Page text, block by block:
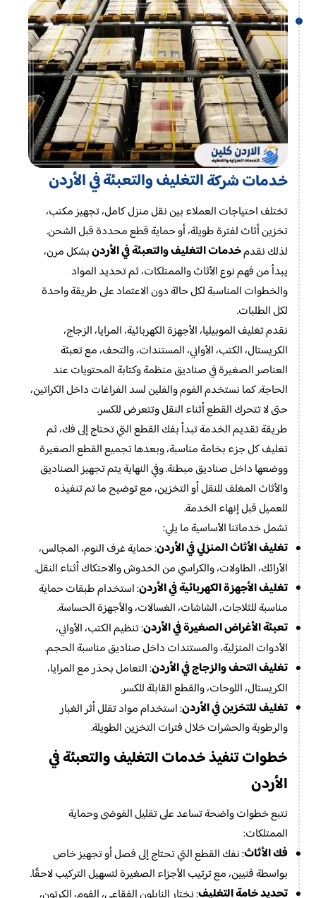
خدمات شركةالتغليف والتعبئة في الأردن
تختلف احتياجات العملاء بين نقل منزل كامل، تجهيز مكتب،
تخزين أثاث لفترة طويلة، أو حماية قطع محددة قبل الشحن.
لذلك نقدمخدمات التغليف والتعبئة في الأردنبشكل مرن،
يبدأ من فهم نوع الأثاث والممتلكات، ثم تحديد المواد
والخطوات المناسبة لكل حالة دون الاعتماد على طريقة واحدة
لكل الطلبات.
نقدم تغليف الموبيليا، الأجهزة الكهربائية، المرايا، الزجاج،
الكريستال، الكتب، الأواني، المستندات، والتحف، مع تعبئة
العناصر الصغيرة في صناديق منظمة وكتابة المحتويات عند
الحاجة. كما نستخدم الفوم والفلين لسد الفراغات داخل الكراتين،
حتى لا تتحرك القطع أثناء النقل وتتعرض للكسر.
طريقة تقديم الخدمة تبدأ بفك القطع التي تحتاج إلى فك، ثم
تغليف كل جزء بخامة مناسبة، وبعدها تجميع القطع الصغيرة
ووضعها داخل صناديق مبطنة. وفي النهاية يتم تجهيز الصناديق
والأثاث المغلف للنقل أو التخزين، مع توضيح ما تم تنفيذه
للعميل قبل إنهاء الخدمة.
تشمل خدماتنا الأساسية ما يلي:
تغليف الأثاث المنزلي في الأردن: حماية غرف النوم، المجالس،
الأرائك، الطاولات، والكراسي من الخدوش والاحتكاك أثناء النقل.
تغليف الأجهزة الكهربائية في الأردن: استخدام طبقات حماية
مناسبة للثلاجات، الشاشات، الغسالات، والأجهزة الحساسة.
تعبئة الأغراض الصغيرة في الأردن: تنظيم الكتب، الأواني،
الأدوات المنزلية، والمستندات داخل صناديق مناسبة الحجم.
تغليف التحف والزجاج في الأردن: التعامل بحذر مع المرايا،
الكريستال، اللوحات، والقطع القابلة للكسر.
تغليف للتخزين في الأردن: استخدام مواد تقلل أثر الغبار
والرطوبة والحشرات خلال فترات التخزين الطويلة.
خطوات تنفيذخدمات التغليف والتعبئة في
الأردن
نتبع خطوات واضحة تساعد على تقليل الفوضى وحماية
الممتلكات:
فك الأثاث: نفك القطع التي تحتاج إلى فصل أو تجهيز خاص
بواسطة فنيين، مع ترتيب الأجزاء الصغيرة لتسهيل التركيب لاحقًا.
تحديد خامة التغليف